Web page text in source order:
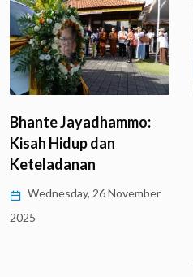
Bhante Jayadhammo:
Kisah Hidup dan
Keteladanan
Wednesday, 26 November
2025